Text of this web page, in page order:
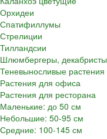
Орхидеи
Спатифиллумы
Стрелиции
Тилландсии
Шлюмбергеры, декабристы
Теневыносливые растения
Растения для офиса
Растения для ресторана
Маленькие: до 50 см
Небольшие: 50-95 см
Средние: 100-145 см